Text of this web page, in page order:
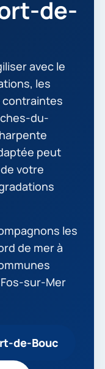
de-
avec le
les
contraintes
du-
peut
votre
les
de mer à
sur-Mer
de-Bouc